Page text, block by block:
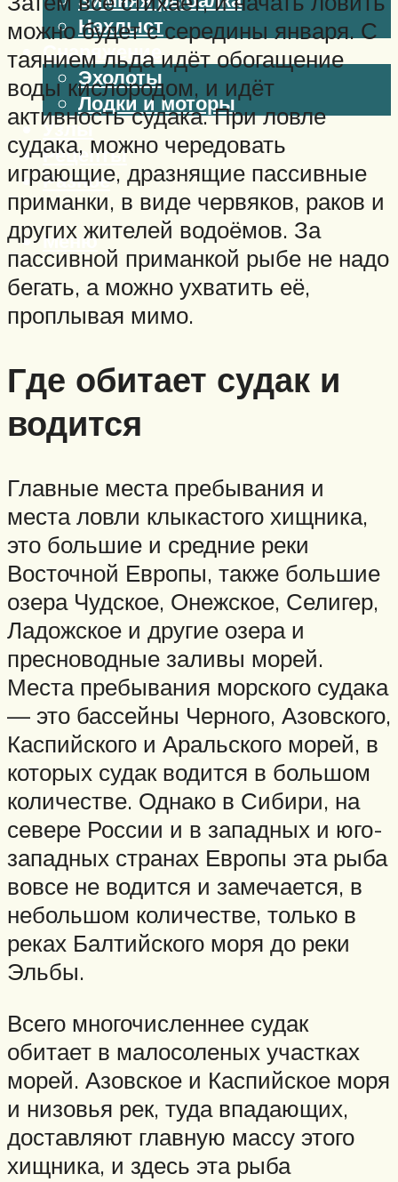
Нахлыст
Снаряжение
Эхолоты
Лодки и моторы
Узлы
Рецепты
Разное
Меню
можно будет с середины января. С
таянием льда идёт обогащение
воды кислородом, и идёт
активность судака. При ловле
судака, можно чередовать
играющие, дразнящие пассивные
приманки, в виде червяков, раков и
других жителей водоёмов. За
пассивной приманкой рыбе не надо
бегать, а можно ухватить её,
проплывая мимо.
Где обитает судак и
водится
Главные места пребывания и
места ловли клыкастого хищника,
это большие и средние реки
Восточной Европы, также большие
озера Чудское, Онежское, Селигер,
Ладожское и другие озера и
пресноводные заливы морей.
Места пребывания морского судака
— это бассейны Черного, Азовского,
Каспийского и Аральского морей, в
которых судак водится в большом
количестве. Однако в Сибири, на
севере России и в западных и юго-
западных странах Европы эта рыба
вовсе не водится и замечается, в
небольшом количестве, только в
реках Балтийского моря до реки
Эльбы.
Всего многочисленнее судак
обитает в малосоленых участках
морей. Азовское и Каспийское моря
и низовья рек, туда впадающих,
доставляют главную массу этого
хищника, и здесь эта рыба